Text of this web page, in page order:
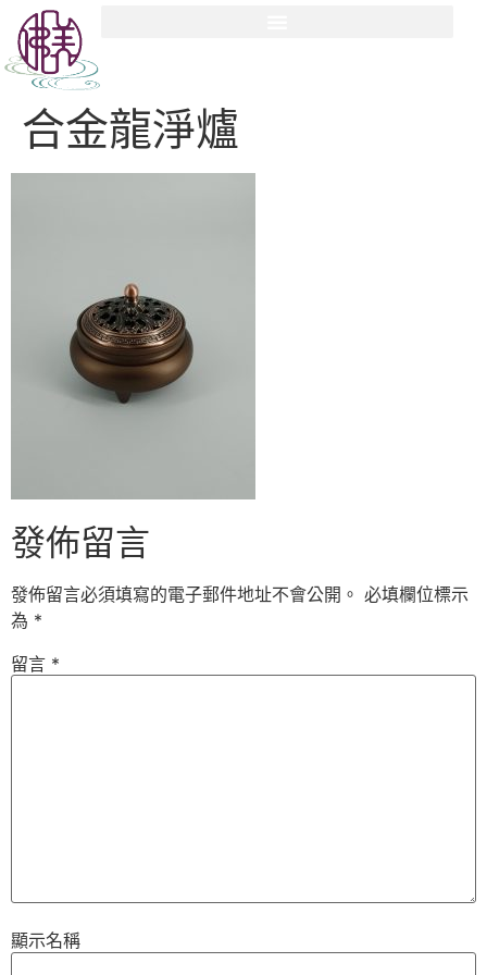
合金龍淨爐
發佈留言
發佈留言必須填寫的電子郵件地址不會公開。 必填欄位標示
為 *
留言 *
顯示名稱